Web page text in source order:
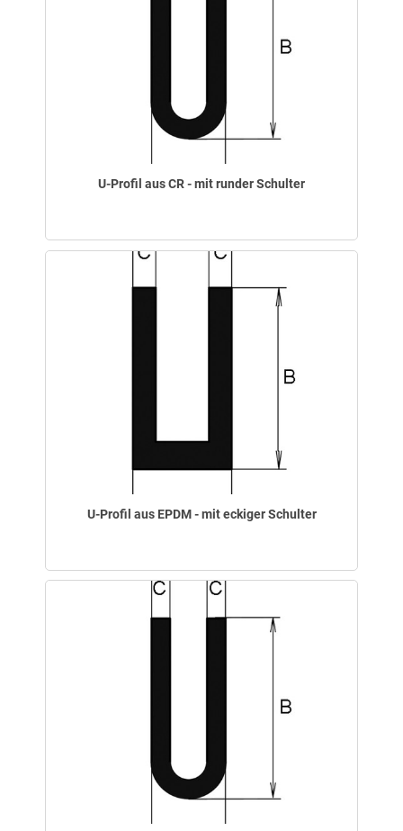
U-Profil aus CR - mit runder Schulter
U-Profil aus EPDM - mit eckiger Schulter